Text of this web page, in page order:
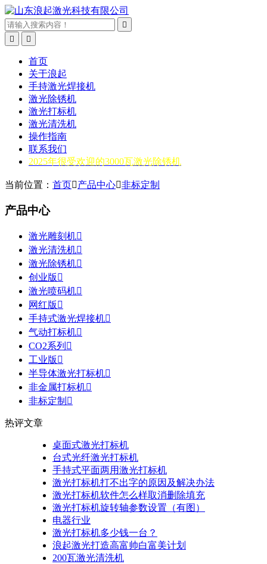



首页
关于浪起
手持激光焊接机
激光除锈机
激光打标机
激光清洗机
操作指南
联系我们
2025年很受欢迎的3000瓦激光除锈机
当前位置： 首页产品中心非标定制
产品中心
激光雕刻机
激光清洗机
激光除锈机
创业版 
激光喷码机
网红版 
手持式激光焊接机
气动打标机
CO2系列 
工业版 
半导体激光打标机
非金属打标机
非标定制 
热评文章
桌面式激光打标机
台式光纤激光打标机
手持式平面两用激光打标机
激光打标机打不出字的原因及解决办法
激光打标机软件怎么样取消删除填充
激光打标机旋转轴参数设置（有图）
电器行业
激光打标机多少钱一台？
浪起激光打造高富帅白富美计划
200瓦激光清洗机